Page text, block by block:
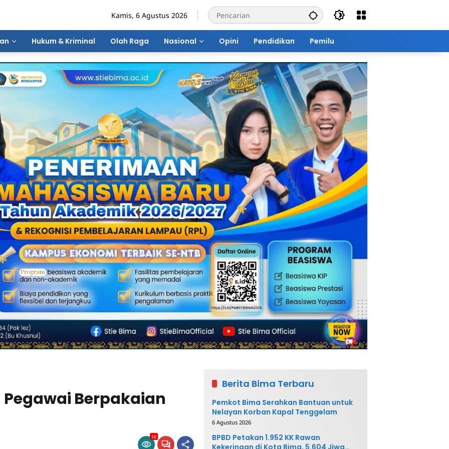
Kamis, 6 Agustus 2026
Hukum & Kriminal Olah Raga Nasional Opini Pendidikan Pemilu
Pegawai Berpakaian
16
Berita Bima Terbaru
Pemkot Bima Serahkan Bantuan untuk
Nelayan Korban Kapal Tenggelam
6 Agustus 2026
BPBD Petakan 1.952 KK Rawan
Kekeringan di Kota Bima, 5.604 Jiwa